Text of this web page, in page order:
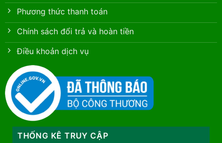
Phương thức thanh toán
Chính sách đổi trả và hoàn tiền
Điều khoản dịch vụ
THỐNG KÊ TRUY CẬP